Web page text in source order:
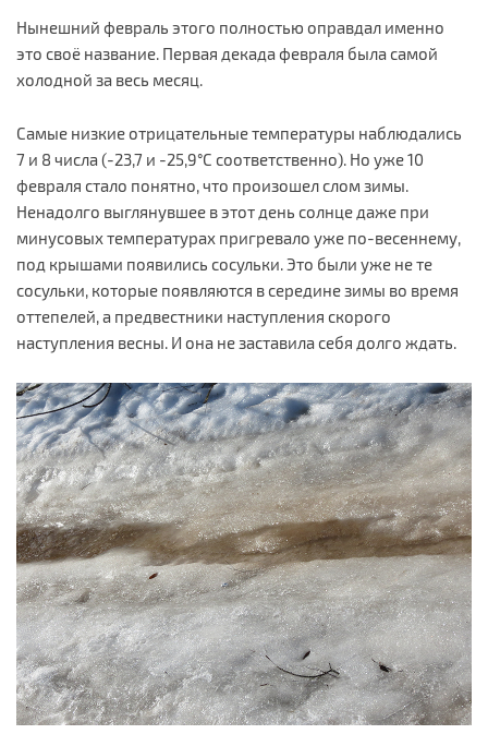
Нынешний февраль этого полностью оправдал именно
это своё название. Первая декада февраля была самой
холодной за весь месяц.
Самые низкие отрицательные температуры наблюдались
7 и 8 числа (-23,7 и -25,9°С соответственно). Но уже 10
февраля стало понятно, что произошел слом зимы.
Ненадолго выглянувшее в этот день солнце даже при
минусовых температурах пригревало уже по-весеннему,
под крышами появились сосульки. Это были уже не те
сосульки, которые появляются в середине зимы во время
оттепелей, а предвестники наступления скорого
наступления весны. И она не заставила себя долго ждать.